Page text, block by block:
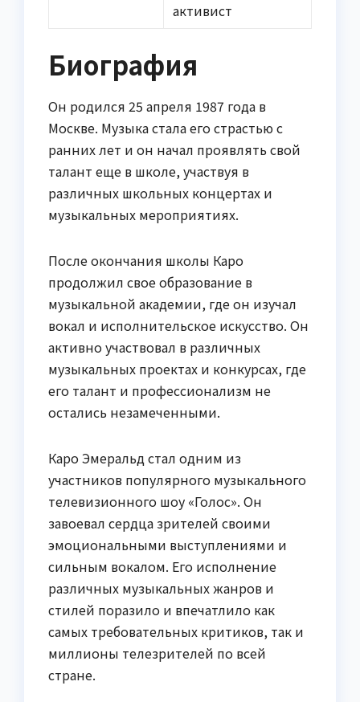
активист
Биография
Он родился 25 апреля 1987 года в
Москве. Музыка стала его страстью с
ранних лет и он начал проявлять свой
талант еще в школе, участвуя в
различных школьных концертах и
музыкальных мероприятиях.
После окончания школы Каро
продолжил свое образование в
музыкальной академии, где он изучал
вокал и исполнительское искусство. Он
активно участвовал в различных
музыкальных проектах и конкурсах, где
его талант и профессионализм не
остались незамеченными.
Каро Эмеральд стал одним из
участников популярного музыкального
телевизионного шоу «Голос». Он
завоевал сердца зрителей своими
эмоциональными выступлениями и
сильным вокалом. Его исполнение
различных музыкальных жанров и
стилей поразило и впечатлило как
самых требовательных критиков, так и
миллионы телезрителей по всей
стране.